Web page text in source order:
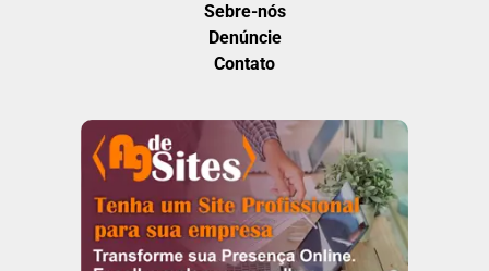
Sebre-nós
Denúncie
Contato